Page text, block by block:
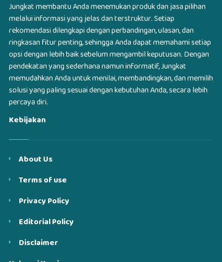
Jungkat membantu Anda menemukan produk dan jasa pilihan
melalui informasi yang jelas dan terstruktur. Setiap
rekomendasi dilengkapi dengan perbandingan, ulasan, dan
ringkasan fitur penting, sehingga Anda dapat memahami setiap
opsi dengan lebih baik sebelum mengambil keputusan. Dengan
pendekatan yang sederhana namun informatif, Jungkat
memudahkan Anda untuk menilai, membandingkan, dan memilih
solusi yang paling sesuai dengan kebutuhan Anda, secara lebih
percaya diri.
Kebijakan
About Us
Terms of use
Privacy Policy
Editorial Policy
Disclaimer